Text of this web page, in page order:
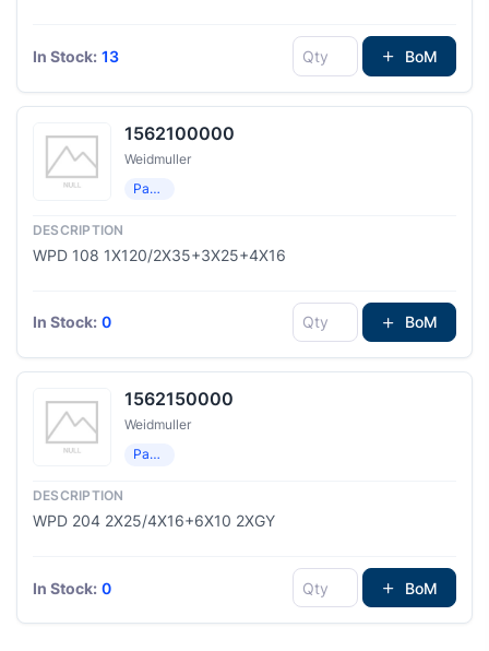
In Stock: 13 BoM
1562100000
Weidmuller
Распределение мощности
WPD 108 1X120/2X35+3X25+4X16
In Stock: 0 BoM
1562150000
Weidmuller
Распределение мощности
WPD 204 2X25/4X16+6X10 2XGY
In Stock: 0 BoM